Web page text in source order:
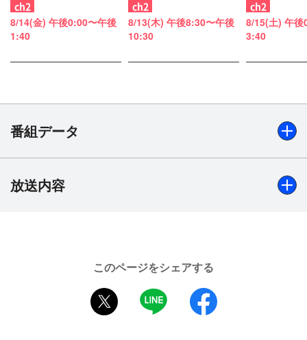
PERiOD
8/14(金) 午後0:00〜午後
1:40
8/13(木) 午後8:30〜午後
10:30
ット版
8/15(土) 午
3:40
番組データ
出演
放送内容
このページをシェアする
twitter
LINE